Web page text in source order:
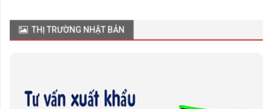
THỊ TRƯỜNG NHẬT BẢN